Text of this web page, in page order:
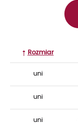
Rozmiar
uni
uni
uni